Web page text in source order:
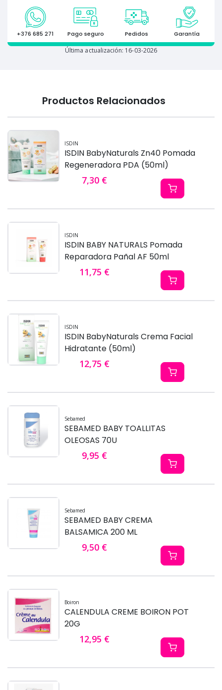
+376 685 271 Pago seguro Pedidos Garantía
Última actualización: 16-03-2026
Productos Relacionados
ISDIN
ISDIN BabyNaturals Zn40 Pomada
Regeneradora PDA (50ml)
7,30 €
ISDIN
ISDIN BABY NATURALS Pomada
Reparadora Pañal AF 50ml
11,75 €
ISDIN
ISDIN BabyNaturals Crema Facial
Hidratante (50ml)
12,75 €
Sebamed
SEBAMED BABY TOALLITAS
OLEOSAS 70U
9,95 €
Sebamed
SEBAMED BABY CREMA
BALSAMICA 200 ML
9,50 €
Boiron
CALENDULA CREME BOIRON POT
20G
12,95 €